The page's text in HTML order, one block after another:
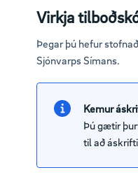
Virkja
Þegar þú hefur
Sjónvarps Símans.
Kemur
Þú gætir
til að